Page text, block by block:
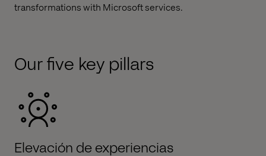
transformations with Microsoft services.
Our five key pillars
Elevación de experiencias